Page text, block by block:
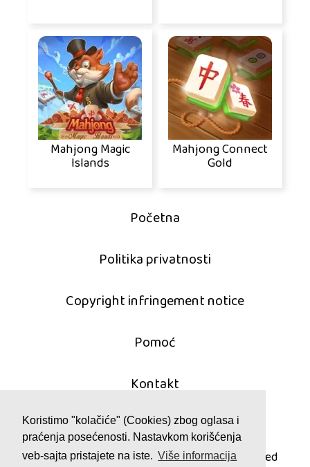
Koristimo "kolačiće" (Cookies) zbog oglasa i
praćenja posećenosti. Nastavkom korišćenja
veb-sajta pristajete na iste. Više informacija
Mahjong Magic
Islands
Mahjong Connect
Gold
Početna
Politika privatnosti
Copyright infringement notice
Pomoć
Kontakt
© 2011 - 2026 mahjong-igrice.com
All games are copyrighted and/or trademarked